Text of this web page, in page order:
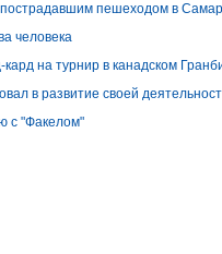
пешеходом в
человека
на турнир в канадском
в развитие своей
с "Факелом"